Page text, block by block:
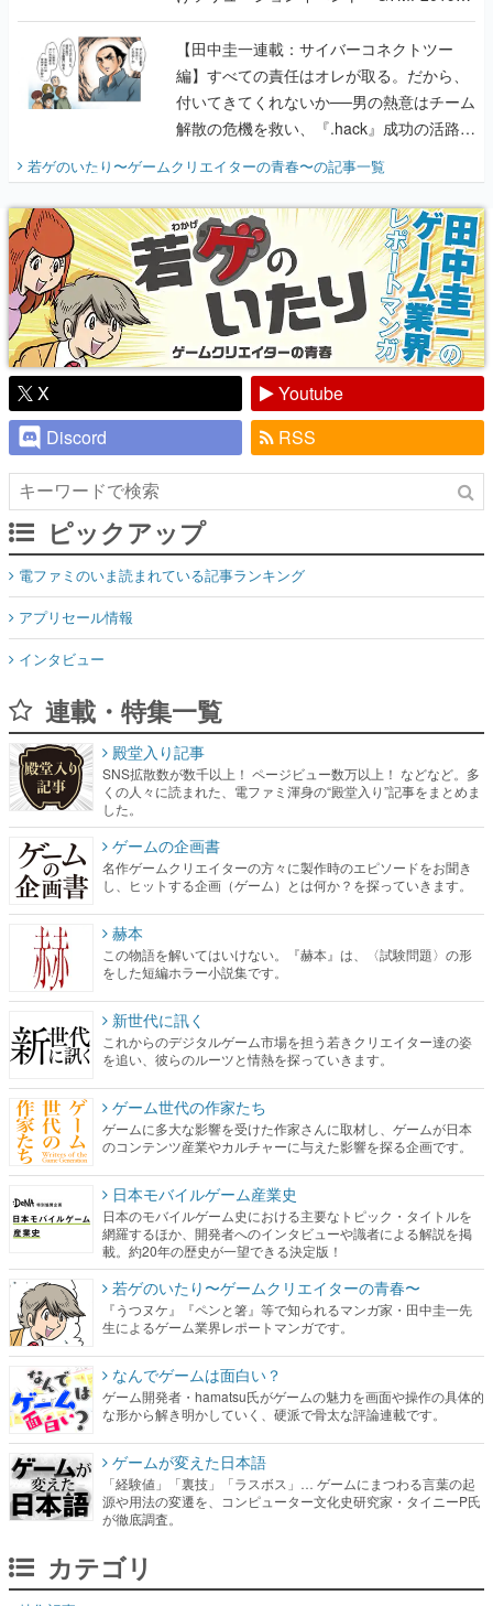
に行って、より理解を深めよう【PR】
【田中圭一連載：サイバーコネクトツー
編】すべての責任はオレが取る。だから、
付いてきてくれないか──男の熱意はチーム
解散の危機を救い、『.hack』成功の活路を
開く。業界の快男児・松山 洋に流れる血は
『少年ジャンプ』色だった【若ゲのいた
り】
若ゲのいたり〜ゲームクリエイターの青春〜の記事一覧
X
Youtube
Discord
RSS
ピックアップ
電ファミのいま読まれている記事ランキング
アプリセール情報
インタビュー
連載・特集一覧
殿堂入り記事
SNS拡散数が数千以上！ ページビュー数万以上！ などなど。多
くの人々に読まれた、電ファミ渾身の“殿堂入り”記事をまとめま
した。
ゲームの企画書
名作ゲームクリエイターの方々に製作時のエピソードをお聞き
し、ヒットする企画（ゲーム）とは何か？を探っていきます。
赫本
この物語を解いてはいけない。『赫本』は、〈試験問題〉の形
をした短編ホラー小説集です。
新世代に訊く
これからのデジタルゲーム市場を担う若きクリエイター達の姿
を追い、彼らのルーツと情熱を探っていきます。
ゲーム世代の作家たち
ゲームに多大な影響を受けた作家さんに取材し、ゲームが日本
のコンテンツ産業やカルチャーに与えた影響を探る企画です。
日本モバイルゲーム産業史
日本のモバイルゲーム史における主要なトピック・タイトルを
網羅するほか、開発者へのインタビューや識者による解説を掲
載。約20年の歴史が一望できる決定版！
若ゲのいたり〜ゲームクリエイターの青春〜
『うつヌケ』『ペンと箸』等で知られるマンガ家・田中圭一先
生によるゲーム業界レポートマンガです。
なんでゲームは面白い？
ゲーム開発者・hamatsu氏がゲームの魅力を画面や操作の具体的
な形から解き明かしていく、硬派で骨太な評論連載です。
ゲームが変えた日本語
「経験値」「裏技」「ラスボス」… ゲームにまつわる言葉の起
源や用法の変遷を、コンピューター文化史研究家・タイニーP氏
が徹底調査。
カテゴリ